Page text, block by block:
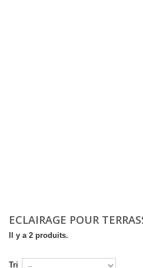
ECLAIRAGE POUR
Il y a 2 produits.
Tri